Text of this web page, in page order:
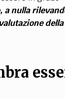
nulla